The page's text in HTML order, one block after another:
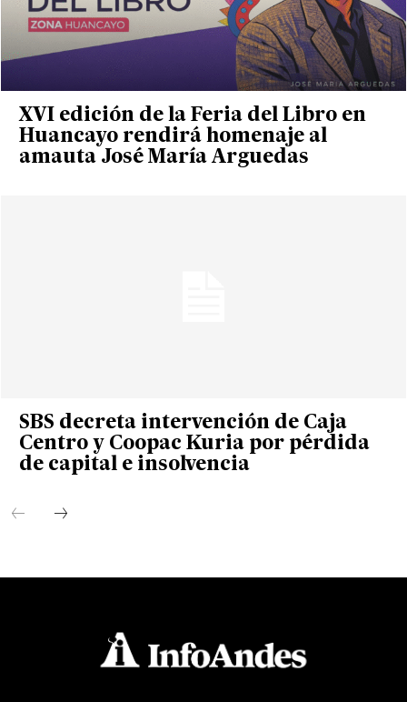
XVI edición de la Feria del Libro en
Huancayo rendirá homenaje al
amauta José María Arguedas
SBS decreta intervención de Caja
Centro y Coopac Kuria por pérdida
de capital e insolvencia